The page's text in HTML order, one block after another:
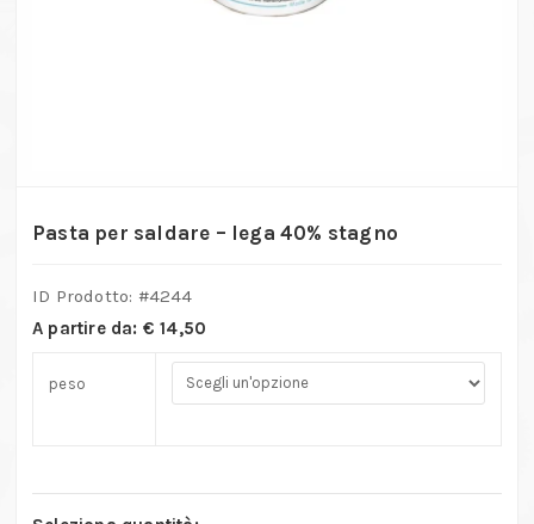
Pasta per saldare – lega 40% stagno
ID Prodotto: #4244
A partire da: € 14,50
peso